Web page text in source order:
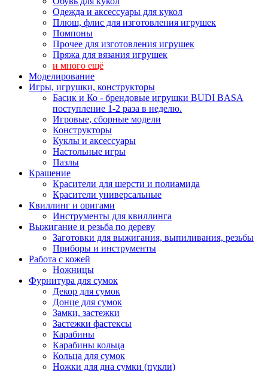
Одежда и аксессуары для кукол
Плюш, флис для изготовления игрушек
Помпоны
Прочее для изготовления игрушек
Пряжа для вязания игрушек
и много ещё
Моделирование
Игры, игрушки, конструкторы
Басик и Ко - брендовые игрушки BUDI BASA
поступление 1-2 раза в неделю.
Игровые, сборные модели
Конструкторы
Куклы и аксессуары
Настольные игры
Пазлы
Крашение
Красители для шерсти и полиамида
Красители универсальные
Квиллинг и оригами
Инструменты для квиллинга
Выжигание и резьба по дереву
Заготовки для выжигания, выпиливания, резьбы
Приборы и инструменты
Работа с кожей
Ножницы
Фурнитура для сумок
Декор для сумок
Донце для сумок
Замки, застежки
Застежки фастексы
Карабины
Карабины кольца
Кольца для сумок
Ножки для дна сумки (пукли)